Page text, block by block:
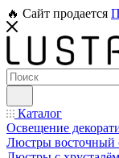
🔥 Сайт продается
Каталог
Освещение
Люстры восточный